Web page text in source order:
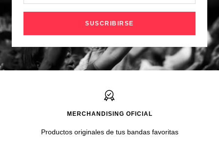
SUSCRIBIRSE
MERCHANDISING OFICIAL
Productos originales de tus bandas favoritas